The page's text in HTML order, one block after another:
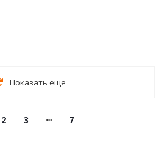
Показать еще
2 3 7